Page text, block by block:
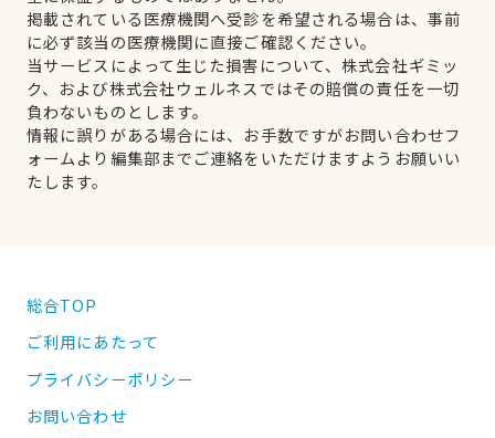
掲載されている医療機関へ受診を希望される場合は、事前
に必ず該当の医療機関に直接ご確認ください。
当サービスによって生じた損害について、株式会社ギミッ
ク、および株式会社ウェルネスではその賠償の責任を一切
負わないものとします。
情報に誤りがある場合には、お手数ですがお問い合わせフ
ォームより編集部までご連絡をいただけますようお願いい
たします。
総合TOP
ご利用にあたって
プライバシーポリシー
お問い合わせ